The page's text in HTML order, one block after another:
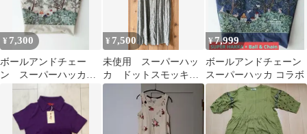
¥ 7,300
ボールアンドチェー
ン スーパーハッカ
super hakka Ｍサイズ
¥ 7,500
未使用 スーパーハッ
カ ドットスモッキン
グワンピース
¥7,999
ボールアンドチェーン
スーパーハッカ コラボ